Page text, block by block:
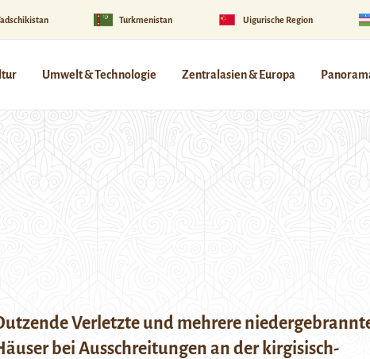
Turkmenistan Uigurische Region
Umwelt & Technologie Zentralasien & Europa
Verletzte und mehrere
bei Ausschreitungen an der kirgisisch-